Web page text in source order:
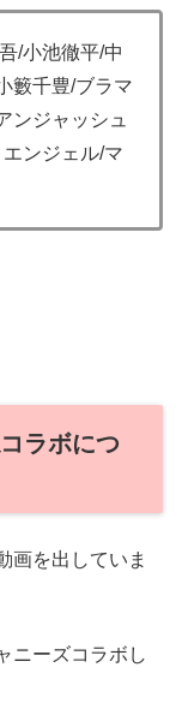
/小池徹平/中
籔千豊/ブラマ
ンジャッシュ
ンジェル/マ
ラボにつ
画を出していま
ニーズコラボし